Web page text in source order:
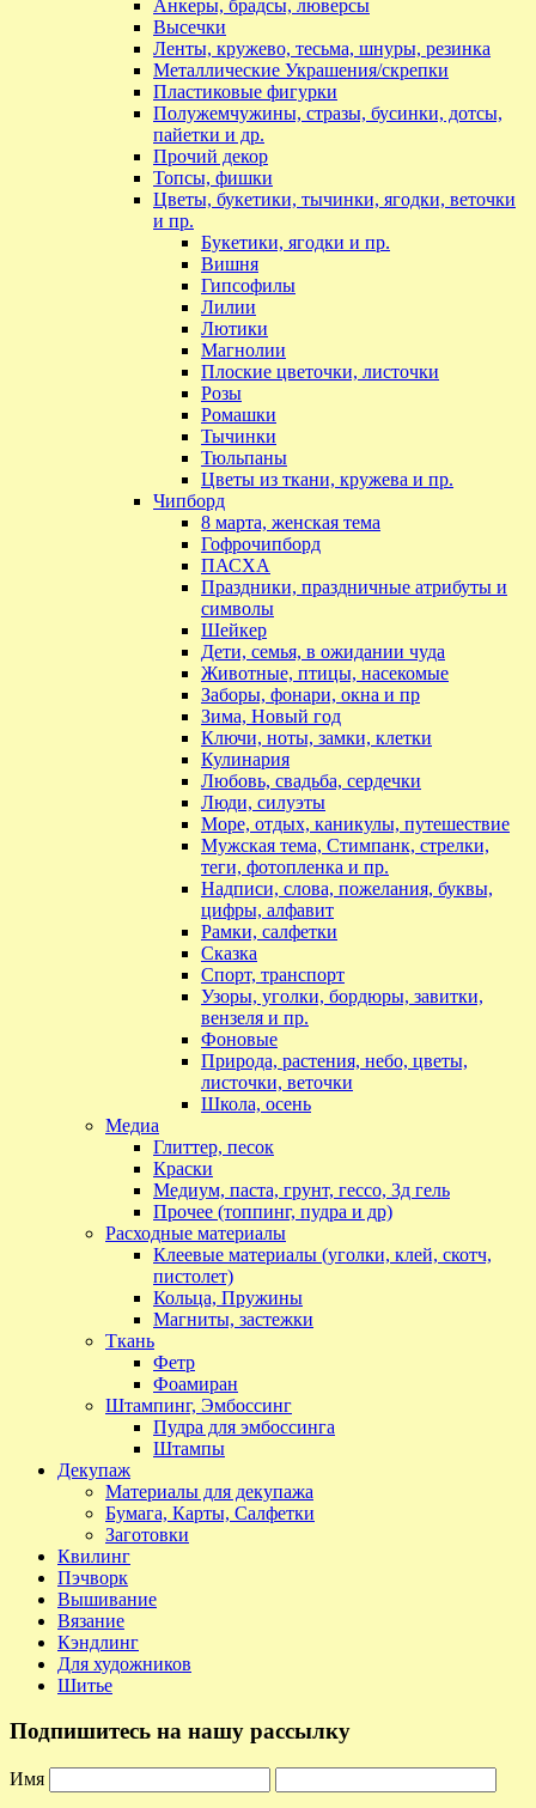
Анкеры, брадсы, люверсы
Высечки
Ленты, кружево, тесьма, шнуры, резинка
Металлические Украшения/скрепки
Пластиковые фигурки
Полужемчужины, стразы, бусинки, дотсы,
пайетки и др.
Прочий декор
Топсы, фишки
Цветы, букетики, тычинки, ягодки, веточки
и пр.
Букетики, ягодки и пр.
Вишня
Гипсофилы
Лилии
Лютики
Магнолии
Плоские цветочки, листочки
Розы
Ромашки
Тычинки
Тюльпаны
Цветы из ткани, кружева и пр.
Чипборд
8 марта, женская тема
Гофрочипборд
ПАСХА
Праздники, праздничные атрибуты и
символы
Шейкер
Дети, семья, в ожидании чуда
Животные, птицы, насекомые
Заборы, фонари, окна и пр
Зима, Новый год
Ключи, ноты, замки, клетки
Кулинария
Любовь, свадьба, сердечки
Люди, силуэты
Море, отдых, каникулы, путешествие
Мужская тема, Стимпанк, стрелки,
теги, фотопленка и пр.
Надписи, слова, пожелания, буквы,
цифры, алфавит
Рамки, салфетки
Сказка
Спорт, транспорт
Узоры, уголки, бордюры, завитки,
вензеля и пр.
Фоновые
Природа, растения, небо, цветы,
листочки, веточки
Школа, осень
Медиа
Глиттер, песок
Краски
Медиум, паста, грунт, гессо, 3д гель
Прочее (топпинг, пудра и др)
Расходные материалы
Клеевые материалы (уголки, клей, скотч,
пистолет)
Кольца, Пружины
Магниты, застежки
Ткань
Фетр
Фоамиран
Штампинг, Эмбоссинг
Пудра для эмбоссинга
Штампы
Декупаж
Материалы для декупажа
Бумага, Карты, Салфетки
Заготовки
Квилинг
Пэчворк
Вышивание
Вязание
Кэндлинг
Для художников
Шитье
Подпишитесь на нашу рассылку
Имя